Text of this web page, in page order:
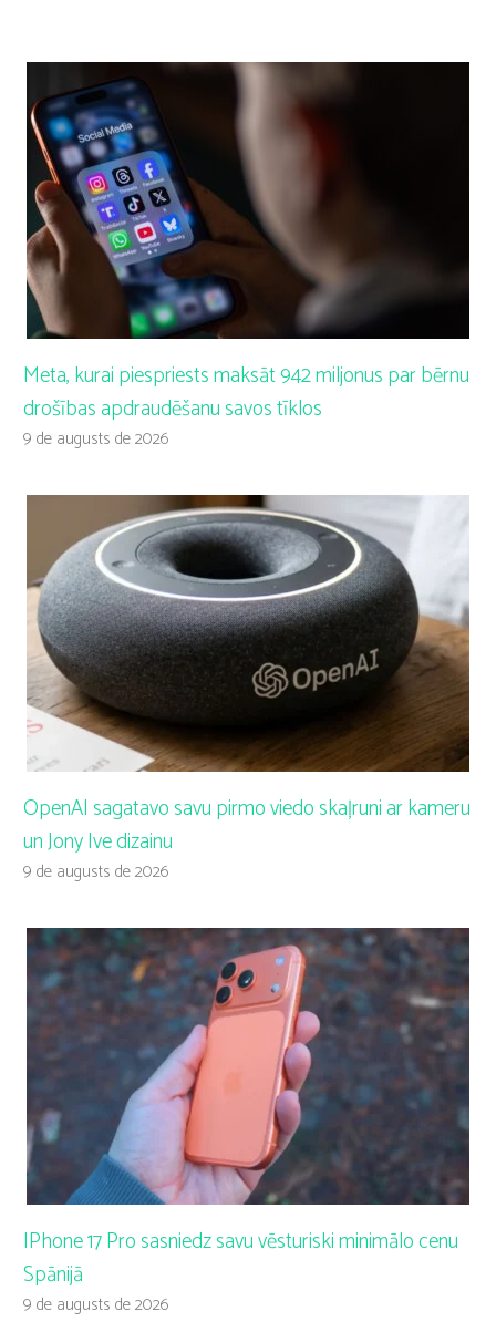
Meta, kurai piespriests maksāt 942 miljonus par bērnu
drošības apdraudēšanu savos tīklos
9 de augusts de 2026
OpenAI sagatavo savu pirmo viedo skaļruni ar kameru
un Jony Ive dizainu
9 de augusts de 2026
IPhone 17 Pro sasniedz savu vēsturiski minimālo cenu
Spānijā
9 de augusts de 2026